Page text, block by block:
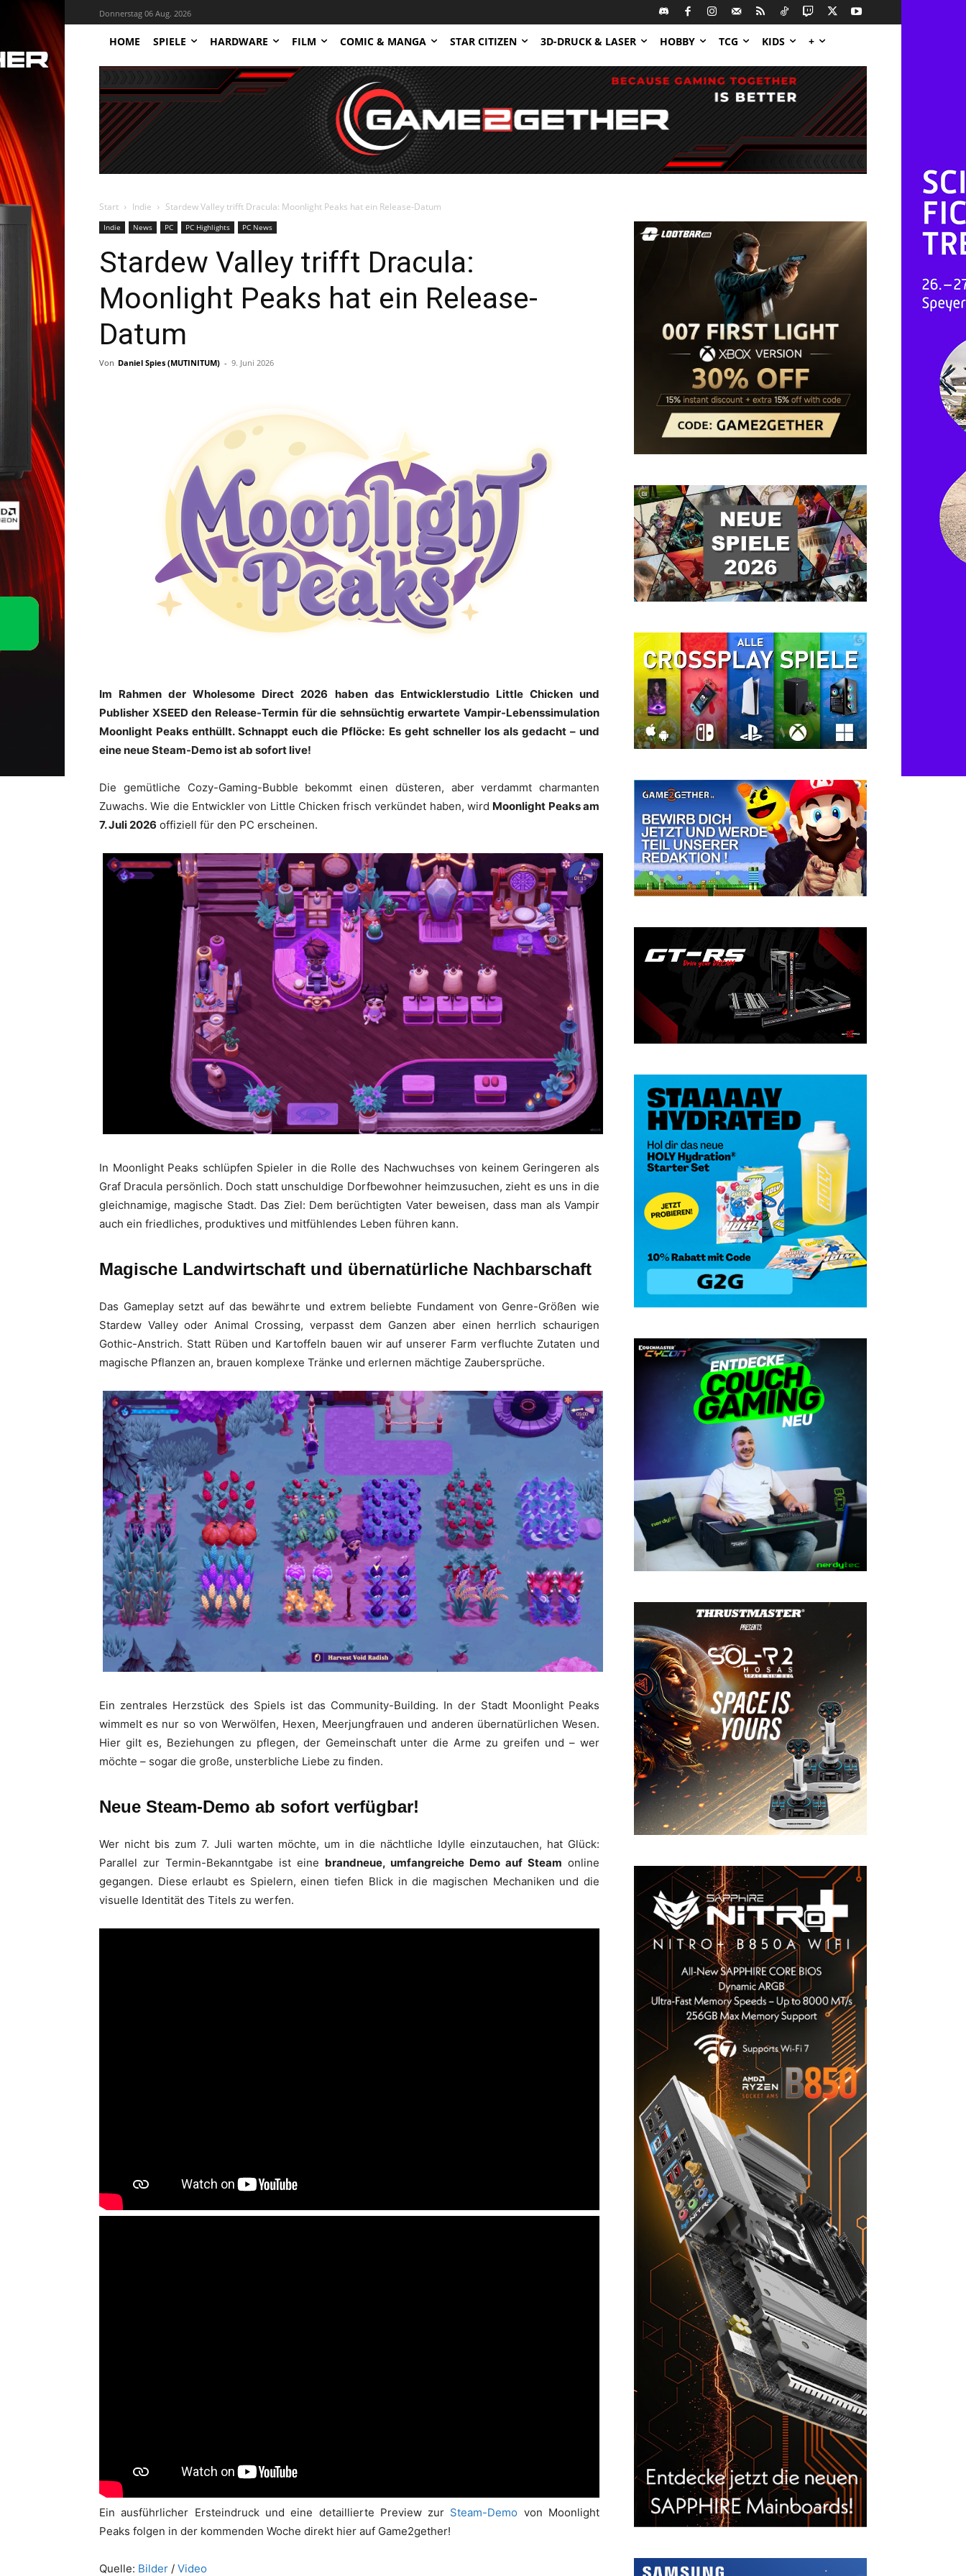
Donnerstag 06 Aug. 2026
HOME SPIELE HARDWARE FILM COMIC & MANGA STAR CITIZEN 3D-DRUCK & LASER HOBBY TCG KIDS +
Start Indie Stardew Valley trifft Dracula: Moonlight Peaks hat ein Release-Datum
Indie News PC PC Highlights PC News
Stardew Valley trifft Dracula:
Moonlight Peaks hat ein Release-
Datum
Von Daniel Spies (MUTINITUM) - 9. Juni 2026
Im Rahmen der Wholesome Direct 2026 haben das Entwicklerstudio Little Chicken und
Publisher XSEED den Release-Termin für die sehnsüchtig erwartete Vampir-Lebenssimulation
Moonlight Peaks enthüllt. Schnappt euch die Pflöcke: Es geht schneller los als gedacht – und
eine neue Steam-Demo ist ab sofort live!
Die gemütliche Cozy-Gaming-Bubble bekommt einen düsteren, aber verdammt charmanten
Zuwachs. Wie die Entwickler von Little Chicken frisch verkündet haben, wird Moonlight Peaks am
7. Juli 2026 offiziell für den PC erscheinen.
In Moonlight Peaks schlüpfen Spieler in die Rolle des Nachwuchses von keinem Geringeren als
Graf Dracula persönlich. Doch statt unschuldige Dorfbewohner heimzusuchen, zieht es uns in die
gleichnamige, magische Stadt. Das Ziel: Dem berüchtigten Vater beweisen, dass man als Vampir
auch ein friedliches, produktives und mitfühlendes Leben führen kann.
Magische Landwirtschaft und übernatürliche Nachbarschaft
Das Gameplay setzt auf das bewährte und extrem beliebte Fundament von Genre-Größen wie
Stardew Valley oder Animal Crossing, verpasst dem Ganzen aber einen herrlich schaurigen
Gothic-Anstrich. Statt Rüben und Kartoffeln bauen wir auf unserer Farm verfluchte Zutaten und
magische Pflanzen an, brauen komplexe Tränke und erlernen mächtige Zaubersprüche.
Ein zentrales Herzstück des Spiels ist das Community-Building. In der Stadt Moonlight Peaks
wimmelt es nur so von Werwölfen, Hexen, Meerjungfrauen und anderen übernatürlichen Wesen.
Hier gilt es, Beziehungen zu pflegen, der Gemeinschaft unter die Arme zu greifen und – wer
möchte – sogar die große, unsterbliche Liebe zu finden.
Neue Steam-Demo ab sofort verfügbar!
Wer nicht bis zum 7. Juli warten möchte, um in die nächtliche Idylle einzutauchen, hat Glück:
Parallel zur Termin-Bekanntgabe ist eine brandneue, umfangreiche Demo auf Steam online
gegangen. Diese erlaubt es Spielern, einen tiefen Blick in die magischen Mechaniken und die
visuelle Identität des Titels zu werfen.
Ein ausführlicher Ersteindruck und eine detaillierte Preview zur Steam-Demo von Moonlight
Peaks folgen in der kommenden Woche direkt hier auf Game2gether!
Quelle: Bilder / Video